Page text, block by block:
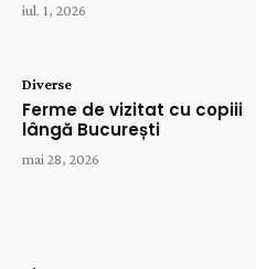
iul. 1, 2026
Diverse
Ferme de vizitat cu copiii
lângă București
mai 28, 2026